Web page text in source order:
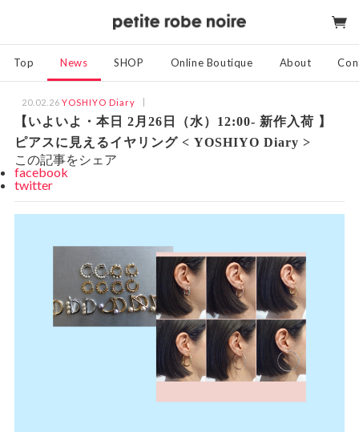
Top News SHOP Online Boutique About
20.02.26 YOSHIYO Diary
【いよいよ・本日 2月26日（水）12:00- 新作入荷 】
ピアスに見えるイヤリング < YOSHIYO Diary >
この記事をシェア
facebook
twitter